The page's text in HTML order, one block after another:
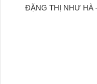
ĐẶNG THỊ NHƯ HÀ